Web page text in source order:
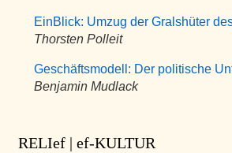
EinBlick: Umzug der Gralshüter
Thorsten Polleit
Geschäftsmodell: Der politische
Benjamin Mudlack
RELIef | ef-KULTUR